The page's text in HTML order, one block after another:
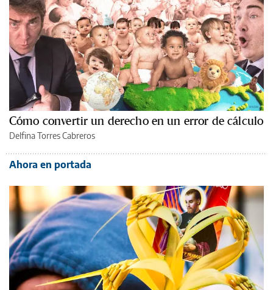
Cómo convertir un derecho en un error de cálculo
Delfina Torres Cabreros
Ahora en portada